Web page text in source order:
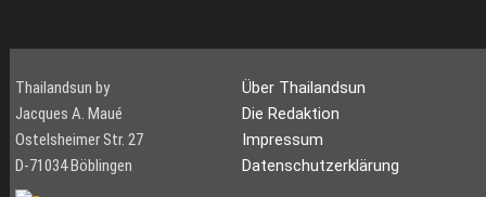
Thailandsun by
Jacques A. Maué
Ostelsheimer Str. 27
D-71034 Böblingen
Über Thailandsun
Die Redaktion
Impressum
Datenschutzerklärung